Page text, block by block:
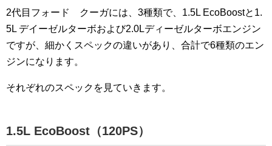
2代目フォード クーガには、3種類で、1.5L EcoBoostと1.
5L デイーゼルターボおよび2.0Lディーゼルターボエンジン
ですが、細かくスペックの違いがあり、合計で6種類のエン
ジンになります。
それぞれのスペックを見ていきます。
1.5L EcoBoost（120PS）